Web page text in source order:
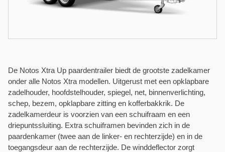
De Notos Xtra Up paardentrailer biedt de grootste zadelkamer
onder alle Notos Xtra modellen. Uitgerust met een opklapbare
zadelhouder, hoofdstelhouder, spiegel, net, binnenverlichting,
schep, bezem, opklapbare zitting en kofferbakkrik. De
zadelkamerdeur is voorzien van een schuifraam en een
driepuntssluiting. Extra schuiframen bevinden zich in de
paardenkamer (twee aan de linker- en rechterzijde) en in de
toegangsdeur aan de rechterzijde. De winddeflector zorgt